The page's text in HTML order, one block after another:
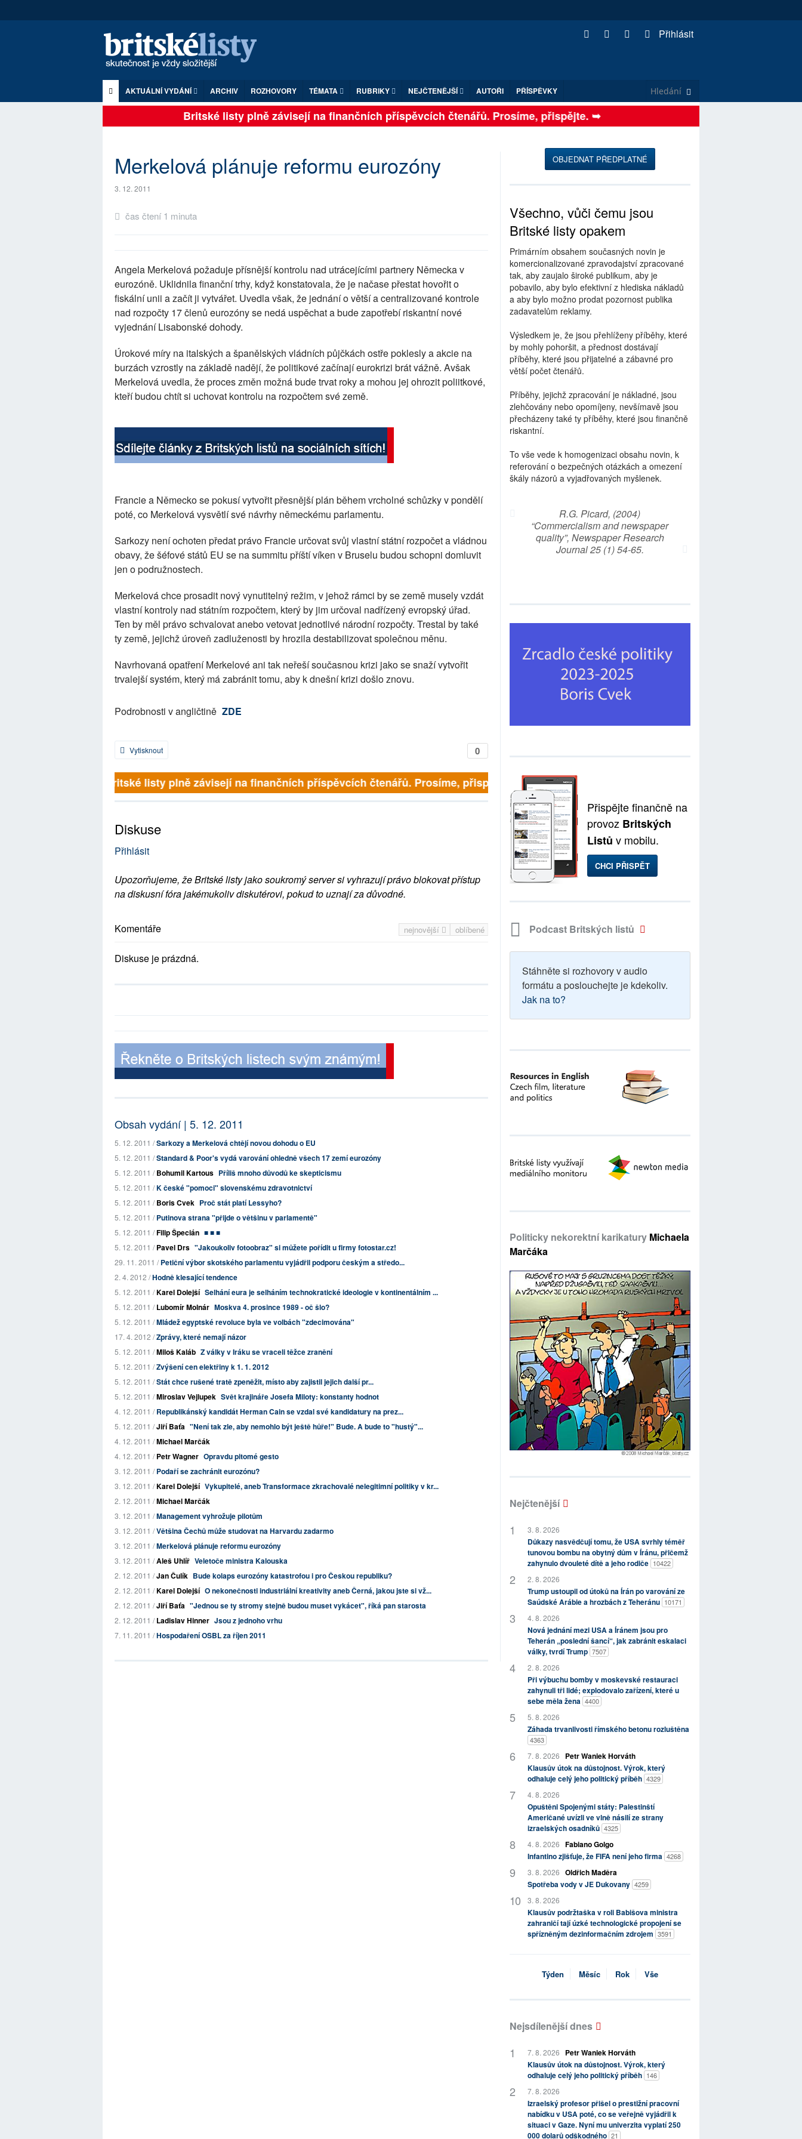
Přihlásit
AKTUÁLNÍ VYDÁNÍ ARCHIV ROZHOVORY TÉMATA RUBRIKY NEJČTENĚJŠÍ AUTOŘI PŘÍSPĚVKY
Britské listy plně závisejí na finančních příspěvcích čtenářů. Prosíme, přispějte. ➥
Merkelová plánuje reformu eurozóny
3. 12. 2011
čas čtení 1 minuta
Angela Merkelová požaduje přísnější kontrolu nad utrácejícími partnery Německa v
eurozóně. Uklidnila finanční trhy, když konstatovala, že je načase přestat hovořit o
fiskální unii a začít ji vytvářet. Uvedla však, že jednání o větší a centralizované kontrole
nad rozpočty 17 členů eurozóny se nedá uspěchat a bude zapotřebí riskantní nové
vyjednání Lisabonské dohody.
Úrokové míry na italských a španělských vládních půjčkách ostře poklesly a akcie na
burzách vzrostly na základě nadějí, že politikové začínají eurokrizi brát vážně. Avšak
Merkelová uvedla, že proces změn možná bude trvat roky a mohou jej ohrozit poliitkové,
kteří budou chtít si uchovat kontrolu na rozpočtem své země.
Francie a Německo se pokusí vytvořit přesnější plán během vrcholné schůzky v pondělí
poté, co Merkelová vysvětlí své návrhy německému parlamentu.
Sarkozy není ochoten předat právo Francie určovat svůj vlastní státní rozpočet a vládnou
obavy, že šéfové států EU se na summitu příští víken v Bruselu budou schopni domluvit
jen o podružnostech.
Merkelová chce prosadit nový vynutitelný režim, v jehož rámci by se země musely vzdát
vlastní kontroly nad státním rozpočtem, který by jim určoval nadřízený evropský úřad.
Ten by měl právo schvalovat anebo vetovat jednotlivé národní rozpočty. Trestal by také
ty země, jejichž úroveň zadluženosti by hrozila destabilizovat společnou měnu.
Navrhovaná opatření Merkelové ani tak neřeší současnou krizi jako se snaží vytvořit
trvalejší systém, který má zabránit tomu, aby k dnešní krizi došlo znovu.
Podrobnosti v angličtině ZDE
0
Vytisknout
Britské listy plně závisejí na finančních příspěvcích čtenářů. Prosíme, přispějte. ➥
Diskuse
Přihlásit
Upozorňujeme, že Britské listy jako soukromý server si vyhrazují právo blokovat přístup
na diskusní fóra jakémukoliv diskutérovi, pokud to uznají za důvodné.
nejnovější oblíbené
Komentáře
Diskuse je prázdná.
Obsah vydání | 5. 12. 2011
5. 12. 2011 /Sarkozy a Merkelová chtějí novou dohodu o EU
5. 12. 2011 /Standard & Poor's vydá varování ohledně všech 17 zemí eurozóny
5. 12. 2011 /Bohumil Kartous Příliš mnoho důvodů ke skepticismu
5. 12. 2011 /K české "pomoci" slovenskému zdravotnictví
5. 12. 2011 /Boris Cvek Proč stát platí Lessyho?
5. 12. 2011 /Putinova strana "přijde o většinu v parlamentě"
5. 12. 2011 /Filip Špecián ■ ■ ■
5. 12. 2011 /Pavel Drs "Jakoukoliv fotoobraz" si můžete pořídit u firmy fotostar.cz!
29. 11. 2011 /Petiční výbor skotského parlamentu vyjádřil podporu českým a středo...
2. 4. 2012 /Hodně klesající tendence
5. 12. 2011 /Karel Dolejší Selhání eura je selháním technokratické ideologie v kontinentálním ...
5. 12. 2011 /Lubomír Molnár Moskva 4. prosince 1989 - oč šlo?
5. 12. 2011 /Mládež egyptské revoluce byla ve volbách "zdecimována"
17. 4. 2012 /Zprávy, které nemají názor
5. 12. 2011 /Miloš Kaláb Z války v Iráku se vraceli těžce zranění
5. 12. 2011 /Zvýšení cen elektřiny k 1. 1. 2012
5. 12. 2011 /Stát chce rušené tratě zpeněžit, místo aby zajistil jejich další pr...
5. 12. 2011 /Miroslav Vejlupek Svět krajináře Josefa Miloty: konstanty hodnot
4. 12. 2011 /Republikánský kandidát Herman Cain se vzdal své kandidatury na prez...
5. 12. 2011 /Jiří Baťa "Není tak zle, aby nemohlo být ještě hůře!" Bude. A bude to "hustý"...
4. 12. 2011 /Michael Marčák
4. 12. 2011 /Petr Wagner Opravdu pitomé gesto
3. 12. 2011 /Podaří se zachránit eurozónu?
3. 12. 2011 /Karel Dolejší Vykupitelé, aneb Transformace zkrachovalé nelegitimní politiky v kr...
2. 12. 2011 /Michael Marčák
3. 12. 2011 /Management vyhrožuje pilotům
3. 12. 2011 /Většina Čechů může studovat na Harvardu zadarmo
3. 12. 2011 /Merkelová plánuje reformu eurozóny
3. 12. 2011 /Aleš Uhlíř Veletoče ministra Kalouska
2. 12. 2011 /Jan Čulík Bude kolaps eurozóny katastrofou i pro Českou republiku?
2. 12. 2011 /Karel Dolejší O nekonečnosti industriální kreativity aneb Černá, jakou jste si vž...
2. 12. 2011 /Jiří Baťa "Jednou se ty stromy stejně budou muset vykácet", říká pan starosta
2. 12. 2011 /Ladislav Hinner Jsou z jednoho vrhu
7. 11. 2011 /Hospodaření OSBL za říjen 2011
OBJEDNAT PŘEDPLATNÉ
Všechno, vůči čemu jsou
Britské listy opakem
Primárním obsahem současných novin je
komercionalizované zpravodajství zpracované
tak, aby zaujalo široké publikum, aby je
pobavilo, aby bylo efektivní z hlediska nákladů
a aby bylo možno prodat pozornost publika
zadavatelům reklamy.
Výsledkem je, že jsou přehlíženy příběhy, které
by mohly pohoršit, a přednost dostávají
příběhy, které jsou přijatelné a zábavné pro
větší počet čtenářů.
Příběhy, jejichž zpracování je nákladné, jsou
zlehčovány nebo opomíjeny, nevšímavě jsou
přecházeny také ty příběhy, které jsou finančně
riskantní.
To vše vede k homogenizaci obsahu novin, k
referování o bezpečných otázkách a omezení
škály názorů a vyjadřovaných myšlenek.
R.G. Picard, (2004)
“Commercialism and newspaper
quality”, Newspaper Research
Journal 25 (1) 54-65.
Přispějte finančně na
provoz Britských
Listů v mobilu.
CHCI PŘISPĚT
Podcast Britských listů
Stáhněte si rozhovory v audio
formátu a poslouchejte je kdekoliv.
Jak na to?
Politicky nekorektní karikatury Michaela
Marčáka
Nejčtenější
3. 8. 2026
Důkazy nasvědčují tomu, že USA svrhly téměř
tunovou bombu na obytný dům v Íránu, přičemž
zahynulo dvouleté dítě a jeho rodiče 10422
2. 8. 2026
Trump ustoupil od útoků na Írán po varování ze
Saúdské Arábie a hrozbách z Teheránu 10171
4. 8. 2026
Nová jednání mezi USA a Íránem jsou pro
Teherán „poslední šancí“, jak zabránit eskalaci
války, tvrdí Trump 7507
2. 8. 2026
Při výbuchu bomby v moskevské restauraci
zahynuli tři lidé; explodovalo zařízení, které u
sebe měla žena 4400
5. 8. 2026
Záhada trvanlivosti římského betonu rozluštěna
4363
7. 8. 2026
Petr Waniek Horváth
Klausův útok na důstojnost. Výrok, který
odhaluje celý jeho politický příběh 4329
4. 8. 2026
Opuštěni Spojenými státy: Palestinští
Američané uvízli ve vlně násilí ze strany
izraelských osadníků 4325
4. 8. 2026 Fabiano Golgo
Infantino zjišťuje, že FIFA není jeho firma 4268
3. 8. 2026 Oldřich Maděra
Spotřeba vody v JE Dukovany 4259
3. 8. 2026
Klausův podržtaška v roli Babišova ministra
zahraničí tají úzké technologické propojení se
spřízněným dezinformačním zdrojem 3591
Týden Měsíc Rok Vše
Nejsdílenější dnes
7. 8. 2026
Petr Waniek Horváth
Klausův útok na důstojnost. Výrok, který
odhaluje celý jeho politický příběh 146
7. 8. 2026
Izraelský profesor přišel o prestižní pracovní
nabídku v USA poté, co se veřejně vyjádřil k
situaci v Gaze. Nyní mu univerzita vyplatí 250
000 dolarů odškodného 21